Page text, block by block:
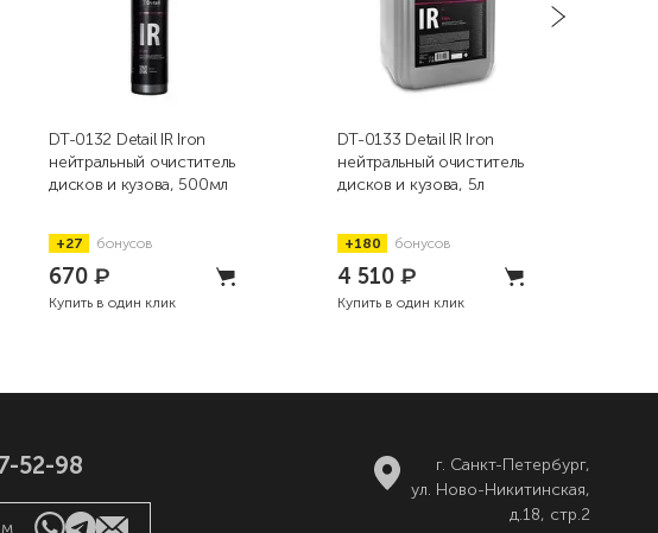
DT-0132 Detail IR Iron
нейтральный очиститель
дисков и кузова, 500мл
+27 бонусов
670₽
Купить в один клик
DT-0133 Detail IR Iron
нейтральный очиститель
дисков и кузова, 5л
+180 бонусов
4 510₽
Купить в один клик
52-98
г. Санкт-Петербург,
ул. Ново-Никитинская,
д.18, стр.2